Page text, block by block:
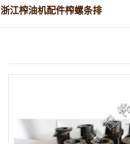
浙江榨油机配件榨螺条排